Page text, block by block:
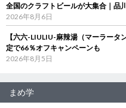
全国のクラフトビールが大集合｜品
2026年8月6日
【六六-LIULIU-麻辣湯（マーラー
定で66％オフキャンペーンも
2026年8月5日
まめ学